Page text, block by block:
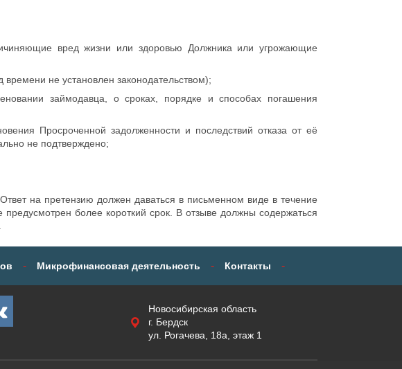
вред жизни или здоровью Должника или угрожающие
не установлен законодательством);
займодавца, о сроках, порядке и способах погашения
Просроченной задолженности и последствий отказа от её
не подтверждено;
на претензию должен даваться в письменном виде в течение
более короткий срок. В отзыве должны содержаться
- Микрофинансовая деятельность - Контакты -
Новосибирская область
г. Бердск
ул. Рогачева, 18а, этаж 1